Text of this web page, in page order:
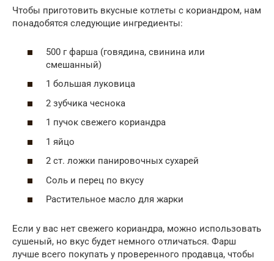
Чтобы приготовить вкусные котлеты с кориандром, нам
понадобятся следующие ингредиенты:
500 г фарша (говядина, свинина или
смешанный)
1 большая луковица
2 зубчика чеснока
1 пучок свежего кориандра
1 яйцо
2 ст. ложки панировочных сухарей
Соль и перец по вкусу
Растительное масло для жарки
Если у вас нет свежего кориандра, можно использовать
сушеный, но вкус будет немного отличаться. Фарш
лучше всего покупать у проверенного продавца, чтобы